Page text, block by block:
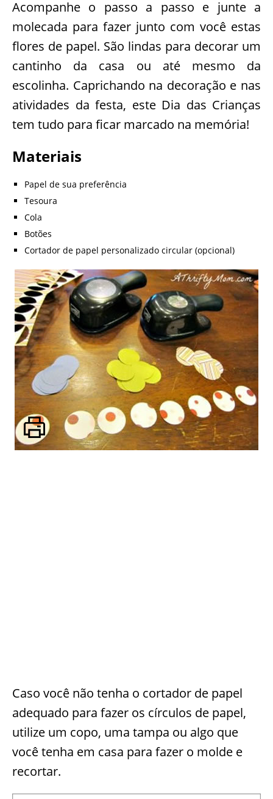
Acompanhe o passo a passo e junte a
molecada para fazer junto com você estas
flores de papel. São lindas para decorar um
cantinho da casa ou até mesmo da
escolinha. Caprichando na decoração e nas
atividades da festa, este Dia das Crianças
tem tudo para ficar marcado na memória!
Materiais
Papel de sua preferência
Tesoura
Cola
Botões
Cortador de papel personalizado circular (opcional)
Caso você não tenha o cortador de papel
adequado para fazer os círculos de papel,
utilize um copo, uma tampa ou algo que
você tenha em casa para fazer o molde e
recortar.